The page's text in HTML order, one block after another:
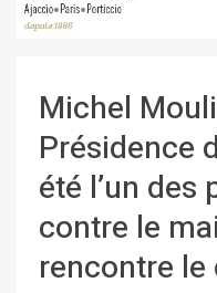
Michel
Présidence
été l’un
contre le
rencontre le